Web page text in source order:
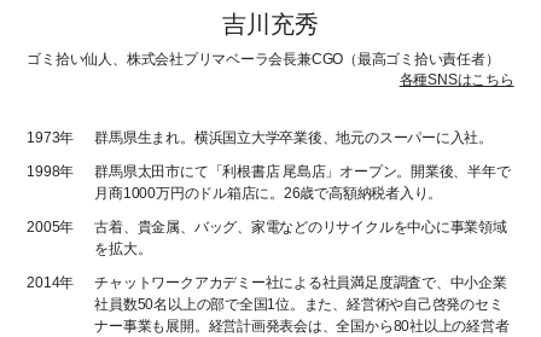
吉川充秀
ゴミ拾い仙人、株式会社プリマベーラ会長兼CGO（最高ゴミ拾い責任者）
各種SNSはこちら
1973年
群馬県生まれ。横浜国立大学卒業後、地元のスーパーに入社。
1998年
群馬県太田市にて「利根書店 尾島店」オープン。開業後、半年で
月商1000万円のドル箱店に。26歳で高額納税者入り。
2005年
古着、貴金属、バッグ、家電などのリサイクルを中心に事業領域
を拡大。
2014年
チャットワークアカデミー社による社員満足度調査で、中小企業
社員数50名以上の部で全国1位。また、経営術や自己啓発のセミ
ナー事業も展開。経営計画発表会は、全国から80社以上の経営者